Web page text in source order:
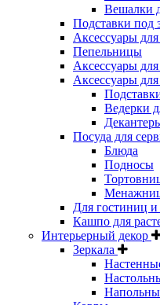
Вешалки
Подставки под
Аксессуары
Пепельницы
Аксессуары
Аксессуары
Ведерки
Посуда для
Блюда
Подносы
Для гостиниц и
Кашпо для
Интерьерный декор
Зеркала